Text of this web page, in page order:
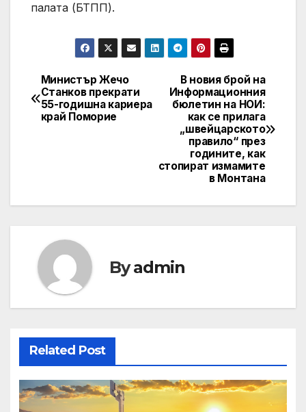
палата (БТПП).
Post
navigation
В новия брой на
Информационния
бюлетин на НОИ:
как се прилага
„швейцарското
правило“ през
годините, как
стопират измамите
в Монтана
Министър Жечо
Станков прекрати
55-годишна кариера
край Поморие
Byadmin
Related Post